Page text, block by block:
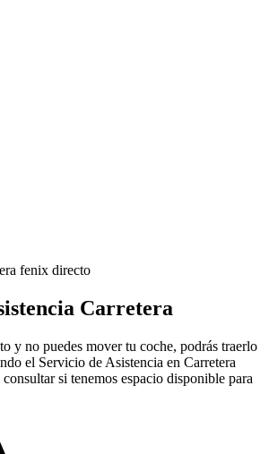
Carretera
y no puedes mover tu coche, podrás traerlo
el Servicio de Asistencia en Carretera
si tenemos espacio disponible para